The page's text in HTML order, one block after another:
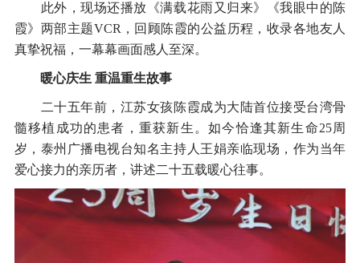
此外，现场还播放《满载花雨又归来》《我眼中的陈
霞》两部主题VCR，回顾陈霞的公益历程，收录各地友人
真挚祝福，一幕幕画面感人至深。
暖心庆生 重温重生故事
二十五年前，江苏女孩陈霞成为大陆首位接受台湾骨
髓移植成功的患者，重获新生。如今恰逢其新生命25周
岁，泰州广播电视台知名主持人王娟亲临现场，作为当年
爱心接力的亲历者，讲述二十五载暖心往事。